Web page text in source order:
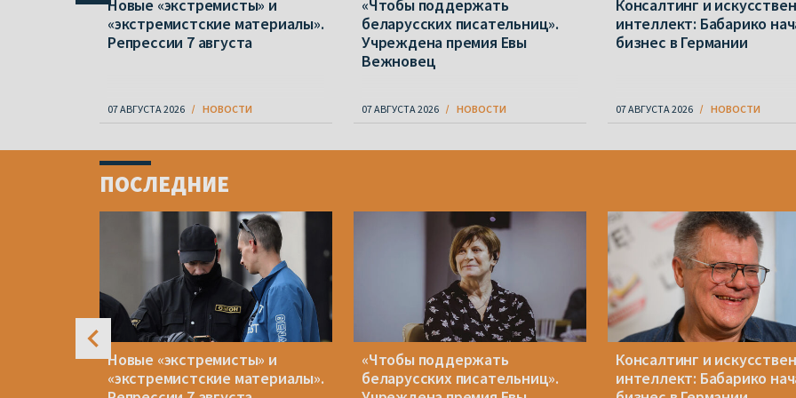
Новые «экстремисты» и
«экстремистские материалы».
Репрессии 7 августа
07 АВГУСТА 2026 НОВОСТИ
«Чтобы поддержать
беларусских писательниц».
Учреждена премия Евы
Вежновец
07 АВГУСТА 2026 НОВОСТИ
Консалтинг и
интеллект: Бабарико
бизнес в Германии
07 АВГУСТА 2026 НОВОСТИ
ПОСЛЕДНИЕ
Новые «экстремисты» и
«экстремистские материалы».
«Чтобы поддержать
беларусских писательниц».
Консалтинг и
интеллект: Бабарико